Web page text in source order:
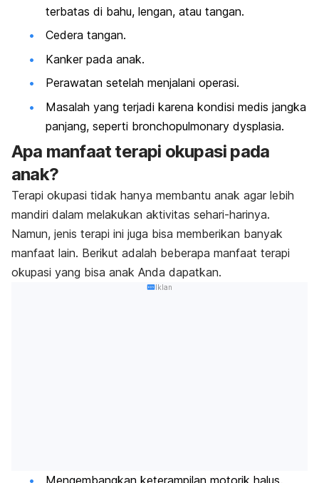
terbatas di bahu, lengan, atau tangan.
Cedera tangan.
Kanker pada anak.
Perawatan setelah menjalani operasi.
Masalah yang terjadi karena kondisi medis jangka
panjang, seperti bronchopulmonary dysplasia.
Apa manfaat terapi okupasi pada
anak?
Terapi okupasi tidak hanya membantu anak agar lebih
mandiri dalam melakukan aktivitas sehari-harinya.
Namun, jenis terapi ini juga bisa memberikan banyak
manfaat lain. Berikut adalah beberapa manfaat terapi
okupasi yang bisa anak Anda dapatkan.
Iklan